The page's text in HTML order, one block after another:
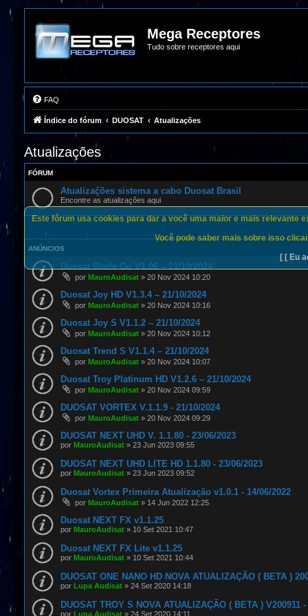
Mega Receptores
Tudo sobre receptores aqui
FAQ
Índice do fórum DUOSAT Atualizações
Atualizações
FÓRUM
Atualizaḉões sistema a cabo Duosat Brasil
Encontre as atualizações aqui
ANÚNCIOS
Duosat Blade Go V1.06 – 21/10/2024
por MauroAudisat » 20 Nov 2024 10:20
Duosat Joy HD V1.3.4 – 21/10/2024
por MauroAudisat » 20 Nov 2024 10:16
Duosat Joy S V1.1.2 – 21/10/2024
por MauroAudisat » 20 Nov 2024 10:12
Duosat Trend S V1.1.4 – 21/10/2024
por MauroAudisat » 20 Nov 2024 10:07
Duosat Troy Platinum HD V1.2.6 – 21/10/2024
por MauroAudisat » 20 Nov 2024 09:59
DUOSAT VORTEX V.1.1.9 - 21/10/2024
por MauroAudisat » 20 Nov 2024 09:29
DUOSAT NEXT UHD V. 1.1.80 - 23/06/2023
por MauroAudisat » 23 Jun 2023 09:55
DUOSAT NEXT UHD LITE HD 1.1.80 - 23/06/2023
por MauroAudisat » 23 Jun 2023 09:52
Duosat Vortex Primeira Atualização v1.0.1 - 14/06/2022
por MauroAudisat » 14 Jun 2022 12:25
Duosat NEXT FX v1.1.25
por MauroAudisat » 10 Set 2021 10:47
Duosat NEXT FX Lite v1.1.25
por MauroAudisat » 10 Set 2021 10:44
DUOSAT ONE NANO HD NOVA ATUALIZAÇÃO ( BETA )
por Lupa Audisat » 24 Set 2020 14:18
DUOSAT TROY S NOVA ATUALIZAÇÃO ( BETA ) V200911
por Lupa Audisat » 24 Set 2020 14:11
Este fórum usa cookies para dar a você uma maior e mais relevante
Você pode saber mais sobre isso
[ [ Eu